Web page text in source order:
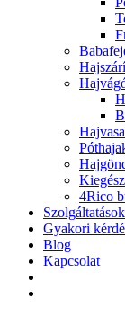
4Rico
Szolgáltatások
Gyakori
Blog
Kapcsolat